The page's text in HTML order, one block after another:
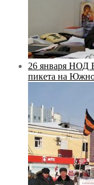
26 января НОД
пикета на